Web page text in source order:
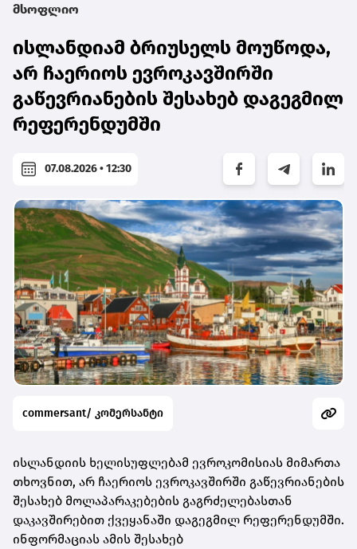
მსოფლიო
ისლანდიამ ბრიუსელს მოუწოდა,
არ ჩაერიოს ევროკავშირში
გაწევრიანების შესახებ დაგეგმილ
რეფერენდუმში
07.08.2026 • 12:30
commersant/ კომერსანტი
ისლანდიის ხელისუფლებამ ევროკომისიას მიმართა
თხოვნით, არ ჩაერიოს ევროკავშირში გაწევრიანების
შესახებ მოლაპარაკებების გაგრძელებასთან
დაკავშირებით ქვეყანაში დაგეგმილ რეფერენდუმში.
ინფორმაციას ამის შესახებ